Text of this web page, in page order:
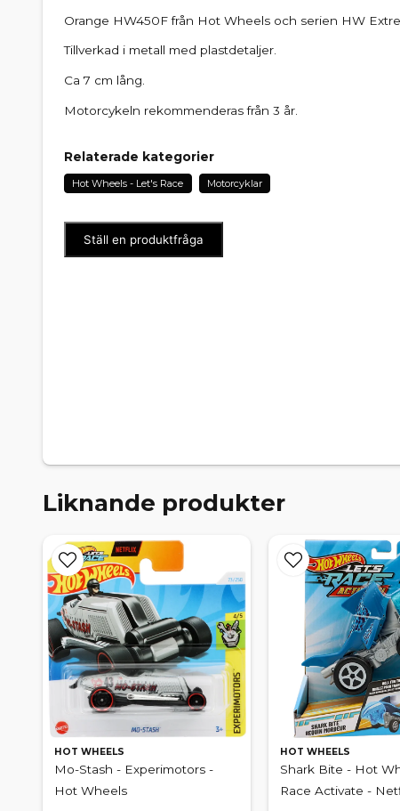
Orange HW450F från Hot Wheels och serien HW
Tillverkad i metall med plastdetaljer.
Ca 7 cm lång.
Motorcykeln rekommenderas från 3 år.
Relaterade kategorier
Hot Wheels - Let's Race Motorcyklar
Ställ en produktfråga
Liknande produkter
HOT WHEELS
Mo-Stash - Experimotors -
Hot Wheels
HOT WHEELS
Shark Bite - Hot
Race Activate -